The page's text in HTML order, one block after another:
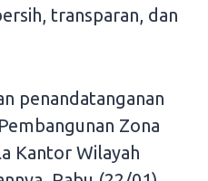
transparan, dan
penandatanganan
Zona
Kantor Wilayah